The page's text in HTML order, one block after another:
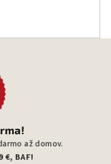
až domov.
BAF!